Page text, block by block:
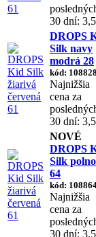
30 dní:
DROPS
Silk navy
modrá 28
kód: 108828
Najnižšia
cena za
30 dní:
NOVÉ
DROPS
Silk
64
kód:
Najnižšia
cena za
30 dní: